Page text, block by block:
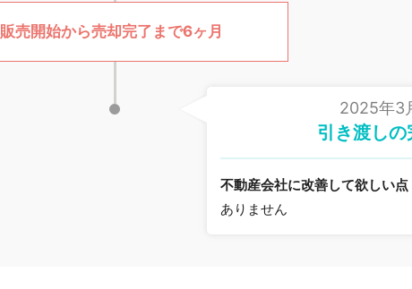
販売開始から売却完了まで6ヶ月
2025年3
引き渡しの
不動産会社に改善して欲しい点
ありません